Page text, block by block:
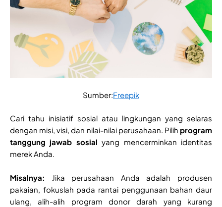
Sumber:Freepik
Cari tahu inisiatif sosial atau lingkungan yang selaras
dengan misi, visi, dan nilai-nilai perusahaan. Pilih program
tanggung jawab sosial yang mencerminkan identitas
merek Anda.
Misalnya:
Jika perusahaan Anda adalah produsen
pakaian, fokuslah pada rantai penggunaan bahan daur
ulang, alih-alih program donor darah yang kurang